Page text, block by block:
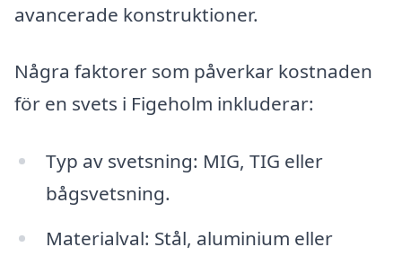
avancerade konstruktioner.
Några faktorer som påverkar kostnaden
för en svets i Figeholm inkluderar:
Typ av svetsning: MIG, TIG eller
bågsvetsning.
Materialval: Stål, aluminium eller